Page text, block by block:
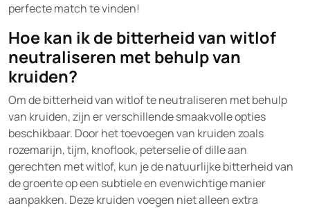
perfecte match te vinden!
Hoe kan ik de bitterheid van witlof
neutraliseren met behulp van
kruiden?
Om de bitterheid van witlof te neutraliseren met behulp
van kruiden, zijn er verschillende smaakvolle opties
beschikbaar. Door het toevoegen van kruiden zoals
rozemarijn, tijm, knoflook, peterselie of dille aan
gerechten met witlof, kun je de natuurlijke bitterheid van
de groente op een subtiele en evenwichtige manier
aanpakken. Deze kruiden voegen niet alleen extra